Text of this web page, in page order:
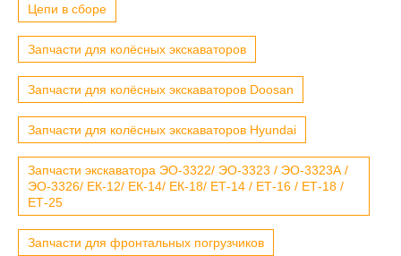
Цепи в сборе
Запчасти для колёсных экскаваторов
Запчасти для колёсных экскаваторов Doosan
Запчасти для колёсных экскаваторов Hyundai
Запчасти экскаватора ЭО-3322/ ЭО-3323 / ЭО-3323А /
ЭО-3326/ ЕК-12/ ЕК-14/ ЕК-18/ ЕТ-14 / ЕТ-16 / ЕТ-18 /
ЕТ-25
Запчасти для фронтальных погрузчиков